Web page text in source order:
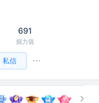
691
掘力值
私信